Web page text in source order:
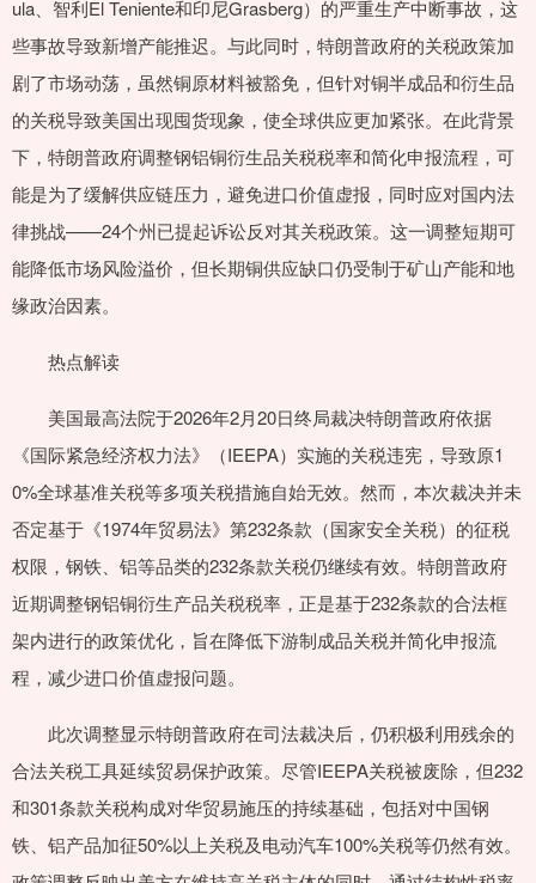
ula、智利El Teniente和印尼Grasberg）的严重生产中断事故，这
些事故导致新增产能推迟。与此同时，特朗普政府的关税政策加
剧了市场动荡，虽然铜原材料被豁免，但针对铜半成品和衍生品
的关税导致美国出现囤货现象，使全球供应更加紧张。在此背景
下，特朗普政府调整钢铝铜衍生品关税税率和简化申报流程，可
能是为了缓解供应链压力，避免进口价值虚报，同时应对国内法
律挑战——24个州已提起诉讼反对其关税政策。这一调整短期可
能降低市场风险溢价，但长期铜供应缺口仍受制于矿山产能和地
缘政治因素。
热点解读
美国最高法院于2026年2月20日终局裁决特朗普政府依据
《国际紧急经济权力法》（IEEPA）实施的关税违宪，导致原1
0%全球基准关税等多项关税措施自始无效。然而，本次裁决并未
否定基于《1974年贸易法》第232条款（国家安全关税）的征税
权限，钢铁、铝等品类的232条款关税仍继续有效。特朗普政府
近期调整钢铝铜衍生产品关税税率，正是基于232条款的合法框
架内进行的政策优化，旨在降低下游制成品关税并简化申报流
程，减少进口价值虚报问题。
此次调整显示特朗普政府在司法裁决后，仍积极利用残余的
合法关税工具延续贸易保护政策。尽管IEEPA关税被废除，但232
和301条款关税构成对华贸易施压的持续基础，包括对中国钢
铁、铝产品加征50%以上关税及电动汽车100%关税等仍然有效。